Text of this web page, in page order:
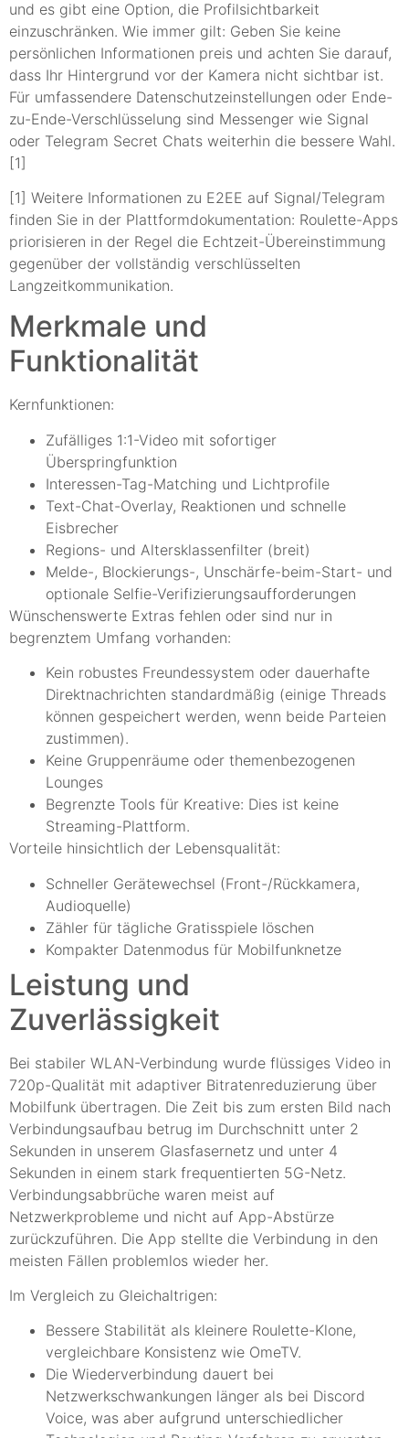
und es gibt eine Option, die Profilsichtbarkeit
einzuschränken. Wie immer gilt: Geben Sie keine
persönlichen Informationen preis und achten Sie darauf,
dass Ihr Hintergrund vor der Kamera nicht sichtbar ist.
Für umfassendere Datenschutzeinstellungen oder Ende-
zu-Ende-Verschlüsselung sind Messenger wie Signal
oder Telegram Secret Chats weiterhin die bessere Wahl.
[1]
[1] Weitere Informationen zu E2EE auf Signal/Telegram
finden Sie in der Plattformdokumentation: Roulette-Apps
priorisieren in der Regel die Echtzeit-Übereinstimmung
gegenüber der vollständig verschlüsselten
Langzeitkommunikation.
Merkmale und
Funktionalität
Kernfunktionen:
Zufälliges 1:1-Video mit sofortiger
Überspringfunktion
Interessen-Tag-Matching und Lichtprofile
Text-Chat-Overlay, Reaktionen und schnelle
Eisbrecher
Regions- und Altersklassenfilter (breit)
Melde-, Blockierungs-, Unschärfe-beim-Start- und
optionale Selfie-Verifizierungsaufforderungen
Wünschenswerte Extras fehlen oder sind nur in
begrenztem Umfang vorhanden:
Kein robustes Freundessystem oder dauerhafte
Direktnachrichten standardmäßig (einige Threads
können gespeichert werden, wenn beide Parteien
zustimmen).
Keine Gruppenräume oder themenbezogenen
Lounges
Begrenzte Tools für Kreative: Dies ist keine
Streaming-Plattform.
Vorteile hinsichtlich der Lebensqualität:
Schneller Gerätewechsel (Front-/Rückkamera,
Audioquelle)
Zähler für tägliche Gratisspiele löschen
Kompakter Datenmodus für Mobilfunknetze
Leistung und
Zuverlässigkeit
Bei stabiler WLAN-Verbindung wurde flüssiges Video in
720p-Qualität mit adaptiver Bitratenreduzierung über
Mobilfunk übertragen. Die Zeit bis zum ersten Bild nach
Verbindungsaufbau betrug im Durchschnitt unter 2
Sekunden in unserem Glasfasernetz und unter 4
Sekunden in einem stark frequentierten 5G-Netz.
Verbindungsabbrüche waren meist auf
Netzwerkprobleme und nicht auf App-Abstürze
zurückzuführen. Die App stellte die Verbindung in den
meisten Fällen problemlos wieder her.
Im Vergleich zu Gleichaltrigen:
Bessere Stabilität als kleinere Roulette-Klone,
vergleichbare Konsistenz wie OmeTV.
Die Wiederverbindung dauert bei
Netzwerkschwankungen länger als bei Discord
Voice, was aber aufgrund unterschiedlicher